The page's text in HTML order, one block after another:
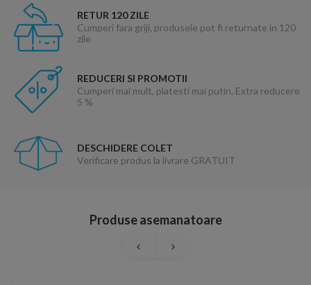
RETUR 120 ZILE
Cumperi fara griji, produsele pot fi returnate in 120
zile
REDUCERI SI PROMOTII
Cumperi mai mult, platesti mai putin. Extra reducere
5 %
DESCHIDERE COLET
Verificare produs la livrare GRATUIT
Produse asemanatoare